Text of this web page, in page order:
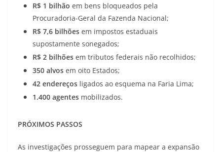
R$ 1 bilhão em bens bloqueados pela
Procuradoria-Geral da Fazenda Nacional;
R$ 7,6 bilhões em impostos estaduais
supostamente sonegados;
R$ 2 bilhões em tributos federais não recolhidos;
350 alvos em oito Estados;
42 endereços ligados ao esquema na Faria Lima;
1.400 agentes mobilizados.
PRÓXIMOS PASSOS
As investigações prosseguem para mapear a expansão